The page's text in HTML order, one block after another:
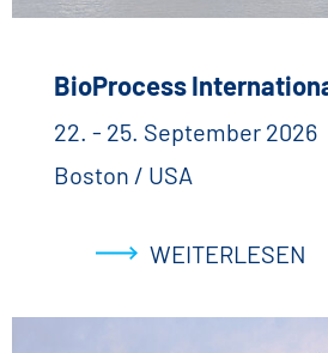
BioProcess
22. - 25. September 2026
Boston / USA
WEITERLESEN